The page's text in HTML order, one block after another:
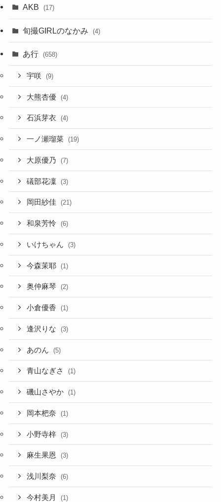
AKB (17)
旬撮GIRLのなかみ (4)
あ行 (658)
宇咲 (9)
大熊杏優 (4)
石浜芽衣 (4)
一ノ瀬瑠菜 (19)
大原優乃 (7)
礒部花凜 (3)
岡田紗佳 (21)
和泉芳怜 (6)
いけちゃん (3)
今森茉耶 (1)
奥仲麻琴 (2)
小倉優香 (1)
逢沢りな (3)
あのん (5)
青山なぎさ (1)
磯山さやか (1)
岡本杷奈 (1)
小野寺梓 (3)
麻生果恩 (3)
浅川梨奈 (6)
今村美月 (1)